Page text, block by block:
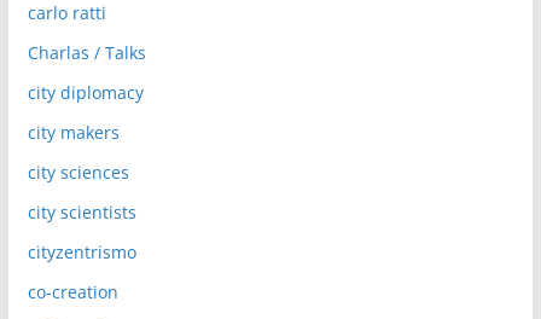
carlo ratti
Charlas / Talks
city diplomacy
city makers
city sciences
city scientists
cityzentrismo
co-creation